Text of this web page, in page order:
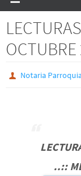
OCTUBRE
Notaria
..::